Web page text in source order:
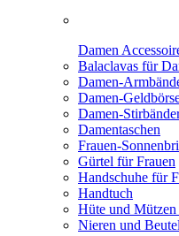
Damen
Balaclavas für
Damen-
Damen-
Damen-
Damentaschen
Frauen-
Gürtel für Frauen
Handschuhe für
Handtuch
Hüte und
Nieren und